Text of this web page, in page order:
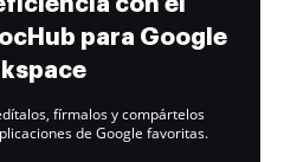
para Google
fírmalos y compártelos
de Google favoritas.